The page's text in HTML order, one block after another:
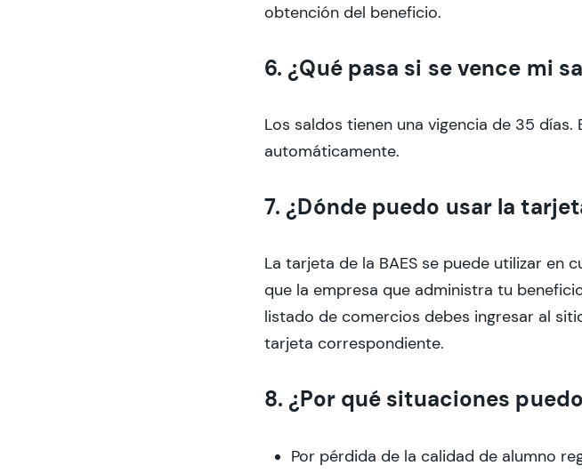
obtención del beneficio.
6. ¿Qué pasa si se vence mi
Los saldos tienen una vigencia de 35
automáticamente.
7. ¿Dónde puedo usar la
La tarjeta de la BAES se puede utilizar en
que la empresa que administra tu
listado de comercios debes ingresar al
tarjeta correspondiente.
8. ¿Por qué situaciones
Por pérdida de la calidad de alumno